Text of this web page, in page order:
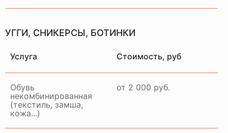
УГГИ, СНИКЕРСЫ, БОТИНКИ
Услуга Стоимость, руб
Обувь
некомбинированная
(текстиль, замша,
кожа...)
от 2 000 руб.
НАШОТДЕЛ
РАБОТАЕТ ПО ВСЕЙ
МОСКВЕ И МО
Примем ваше изделие,
качественно восстановим и